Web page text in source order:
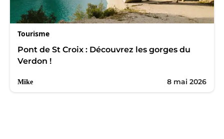
Tourisme
Pont de St Croix : Découvrez les gorges du
Verdon !
Mike 8 mai 2026